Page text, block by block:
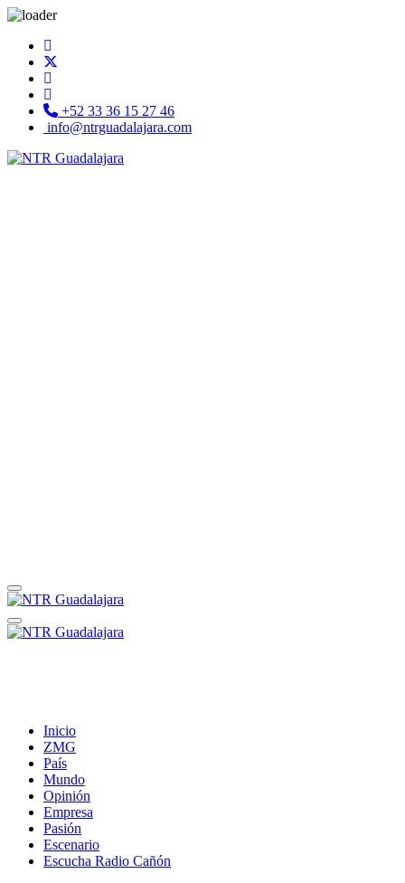
+52 33 36 15 27 46
info@ntrguadalajara.com
Inicio
ZMG
País
Mundo
Opinión
Empresa
Pasión
Escenario
Escucha Radio Cañón